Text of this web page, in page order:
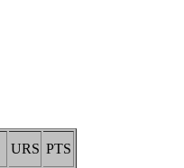
URS PTS